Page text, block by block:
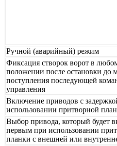
Ручной (аварийный) режим
Фиксация створок ворот в
положении после остановки до
поступления последующей
управления
Включение приводов с
использовании притворной
Выбор привода, который будет
первым при использовании
планки с внешней или